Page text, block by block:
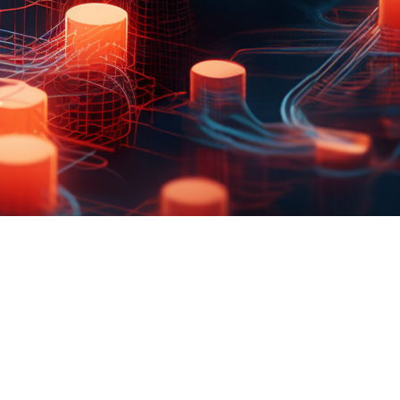
Wirtschaftspolitische Agenda
FAQ Zertifizierung